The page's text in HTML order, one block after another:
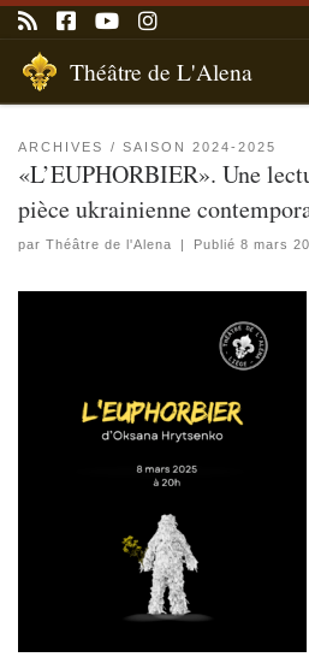
Passer au contenu
Théâtre de L'Alena
ARCHIVES SAISON 2024-2025
«L’EUPHORBIER». Une
pièce ukrainienne
par Théâtre de l'Alena | Publié 8 mars